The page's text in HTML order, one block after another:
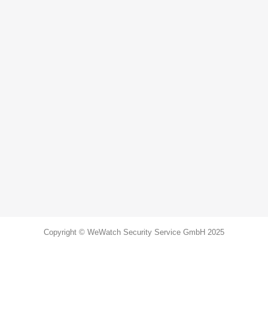
Copyright © WeWatch Security Service GmbH 2025